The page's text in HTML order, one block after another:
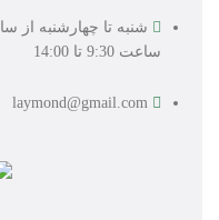
ساعت 9:30 تا 14:00
laymond@gmail.com